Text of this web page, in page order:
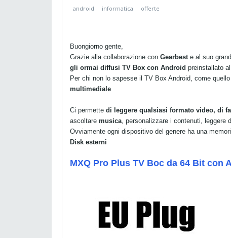
android informatica offerte
Buongiorno gente,
Grazie alla collaborazione con Gearbest e al suo
gli ormai diffusi TV Box con Android preinstallato
Per chi non lo sapesse il TV Box Android, come
multimediale
Ci permette di leggere qualsiasi formato video, di
ascoltare musica, personalizzare i contenuti, leggere
Ovviamente ogni dispositivo del genere ha una
Disk esterni
MXQ Pro Plus TV Boc da 64 Bit con